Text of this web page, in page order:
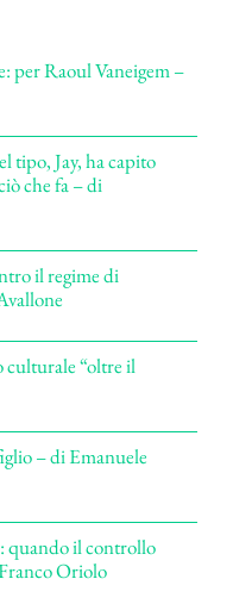
per Raoul Vaneigem –
tipo, Jay, ha capito
che fa – di
il regime di
culturale “oltre il
– di Emanuele
quando il controllo
Oriolo